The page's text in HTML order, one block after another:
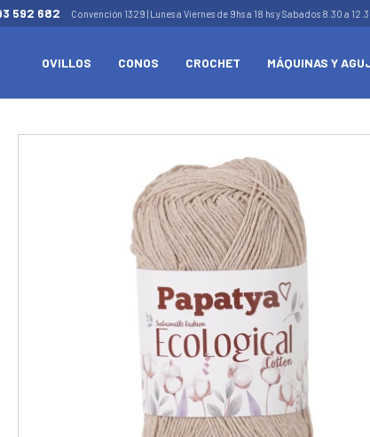
OVILLOS CONOS CROCHET MÁQUINAS Y
592 682 Convención 1329 | Lunes a Viernes de 9hs a 18 hs y Sabados 8.30 a